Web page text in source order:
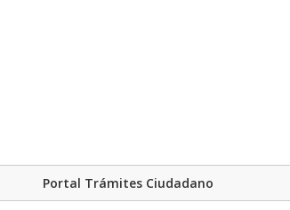
Portal Trámites Ciudadano